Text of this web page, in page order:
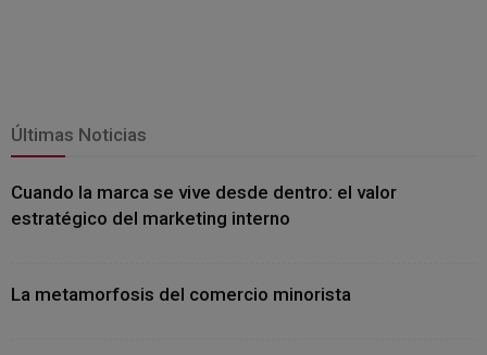
Últimas Noticias
Cuando la marca se vive desde dentro: el valor
estratégico del marketing interno
La metamorfosis del comercio minorista